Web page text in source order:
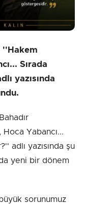
''Hakem
Sırada
yazısında
Yabancı...
adlı yazısında şu
yeni bir dönem
sorunumuz